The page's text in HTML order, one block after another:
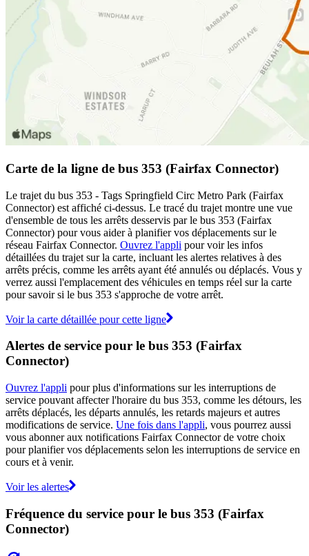
Carte de la ligne de bus 353 (Fairfax Connector)
Le trajet du bus 353 - Tags Springfield Circ Metro Park (Fairfax
Connector) est affiché ci-dessus. Le tracé du trajet montre une vue
d'ensemble de tous les arrêts desservis par le bus 353 (Fairfax
Connector) pour vous aider à planifier vos déplacements sur le
réseau Fairfax Connector. Ouvrez l'appli pour voir les infos
détaillées du trajet sur la carte, incluant les alertes relatives à des
arrêts précis, comme les arrêts ayant été annulés ou déplacés. Vous y
verrez aussi l'emplacement des véhicules en temps réel sur la carte
pour savoir si le bus 353 s'approche de votre arrêt.
Voir la carte détaillée pour cette ligne
Alertes de service pour le bus 353 (Fairfax
Connector)
Ouvrez l'appli pour plus d'informations sur les interruptions de
service pouvant affecter l'horaire du bus 353, comme les détours, les
arrêts déplacés, les départs annulés, les retards majeurs et autres
modifications de service. Une fois dans l'appli, vous pourrez aussi
vous abonner aux notifications Fairfax Connector de votre choix
pour planifier vos déplacements selon les interruptions de service en
cours et à venir.
Voir les alertes
Fréquence du service pour le bus 353 (Fairfax
Connector)